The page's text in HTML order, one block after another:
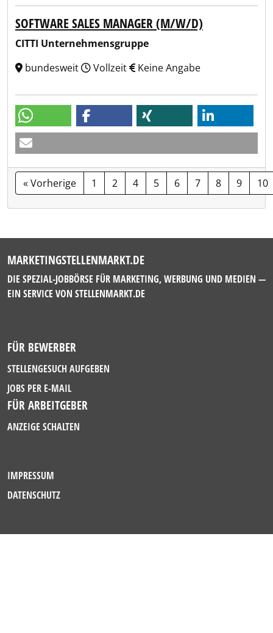
SOFTWARE SALES MANAGER (M/W/D)
CITTI Unternehmensgruppe
bundesweit
Vollzeit Keine Angabe
« Vorherige 1 2 4 5 6 7 8 9 10
MARKETINGSTELLENMARKT.DE
DIE SPEZIAL-JOBBÖRSE FÜR MARKETING, WERBUNG UND MEDIEN —
EIN SERVICE VON STELLENMARKT.DE
FÜR BEWERBER
STELLENGESUCH AUFGEBEN
JOBS PER E-MAIL
FÜR ARBEITGEBER
ANZEIGE SCHALTEN
IMPRESSUM
DATENSCHUTZ